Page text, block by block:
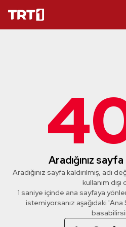
Aradığınız
Aradığınız sayfa kaldırılmış, adı
kullanım dışı
1 saniye içinde ana sayfaya
istemiyorsanız aşağıdaki